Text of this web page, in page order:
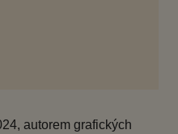
autorem grafických